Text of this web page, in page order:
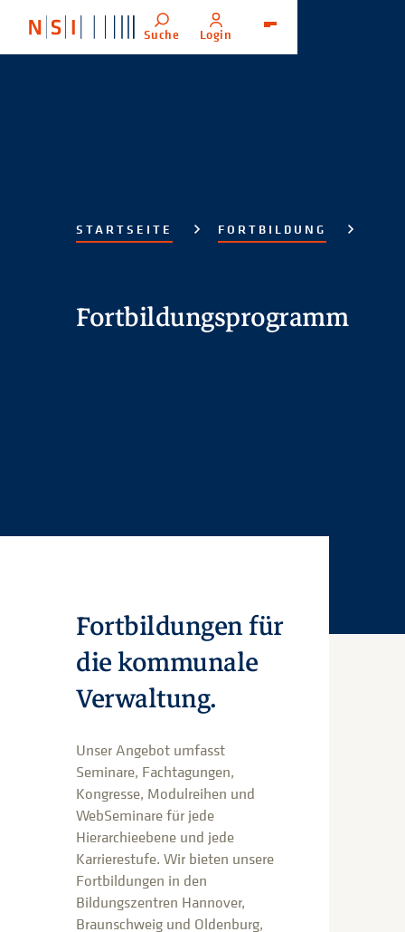
Suche Login
STARTSEITE FORTBILDUNG
Fortbildungsprogramm
Fortbildungen für
die kommunale
Verwaltung.
Unser Angebot umfasst
Seminare, Fachtagungen,
Kongresse, Modulreihen und
WebSeminare für jede
Hierarchieebene und jede
Karrierestufe. Wir bieten unsere
Fortbildungen in den
Bildungszentren Hannover,
Braunschweig und Oldenburg,